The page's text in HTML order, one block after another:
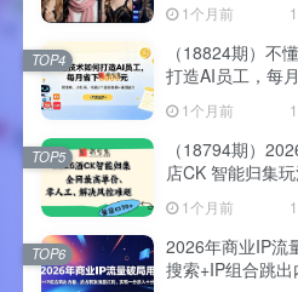
步打造虚拟歌手
1个月前
（18824期）不
打造AI员工，每
个真实案例+开
1个月前
TOP4
（18794期）
店CK 智能归集
解决风控难题
1个月前
TOP5
2026年商业IP流
搜索+IP组合跳
TOP6